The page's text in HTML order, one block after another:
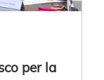
per la